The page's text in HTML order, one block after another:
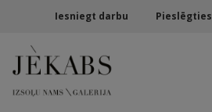
Iesniegt darbu Pieslēgties